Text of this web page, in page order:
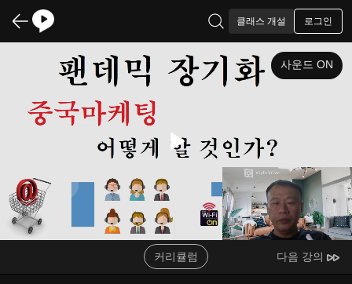
클래스 개설 로그인
Play
Video
사운드 ON
커리큘럼 다음 강의